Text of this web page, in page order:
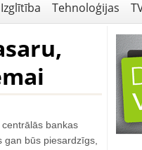
Izglītība Tehnoloģijas
bankas
būs piesardzīgs,